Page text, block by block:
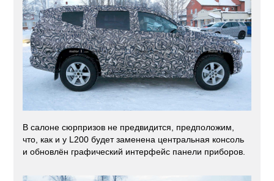
В салоне сюрпризов не предвидится, предположим,
что, как и у L200 будет заменена центральная консоль
и обновлён графический интерфейс панели приборов.